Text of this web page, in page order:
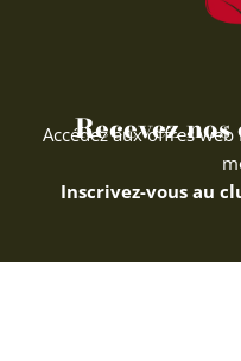
Recevez
Accédez aux offres
Inscrivez-vous au